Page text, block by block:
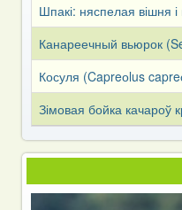
Шпакі: няспелая вішня
Канареечный вьюрок
Косуля (Capreоlus
Зімовая бойка качароў